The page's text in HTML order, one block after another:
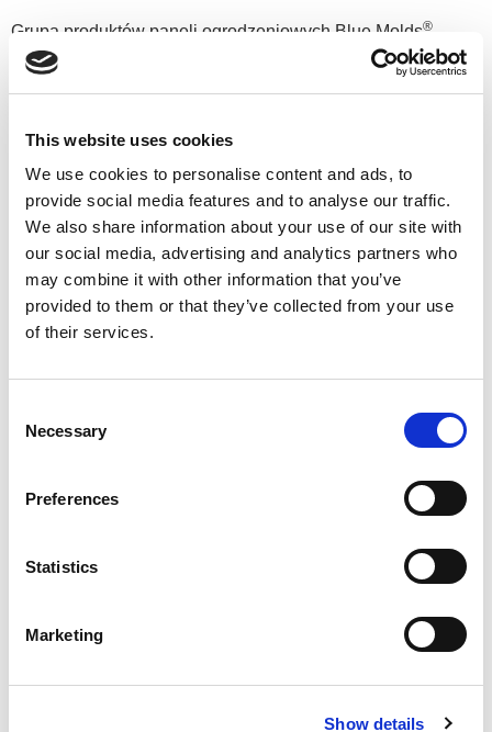
This website uses cookies
We use cookies to personalise content and ads, to
provide social media features and to analyse our traffic.
We also share information about your use of our site with
our social media, advertising and analytics partners who
may combine it with other information that you’ve
provided to them or that they’ve collected from your use
of their services.
Selection
Necessary
Preferences
Statistics
Marketing
Show details
Grupa produktów paneli ogrodzeniowych Blue Molds®
zawiera wszystko, czego potrzebujesz do kompletnego
Kod artykułu
FPT1 18001200
Waga
Wymiary 1789 × 1200 × 62 mm
Ekonomiczne narzędzie = produkcja wielkoseryjna
Wysyłka na cały świat
Sprzedaż z magazynu
Produkty powiązane